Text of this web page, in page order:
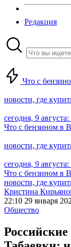
Редакция
Что с
новости, где
сегодня, 9
Что с бензином в
новости, где
сегодня, 9
Что с бензином в
новости, где
Кристина
22:10 29 января
Общество